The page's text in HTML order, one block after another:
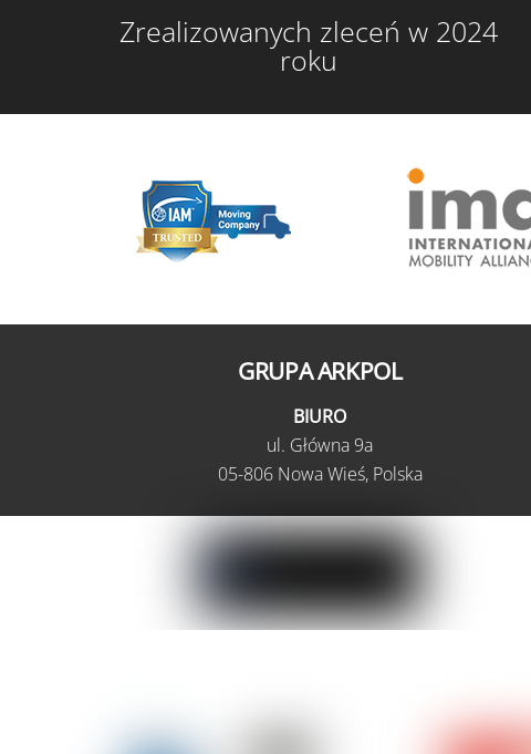
Zrealizowanych zleceń w 2024
roku
GRUPA ARKPOL
BIURO
ul. Główna 9a
05-806 Nowa Wieś, Polska